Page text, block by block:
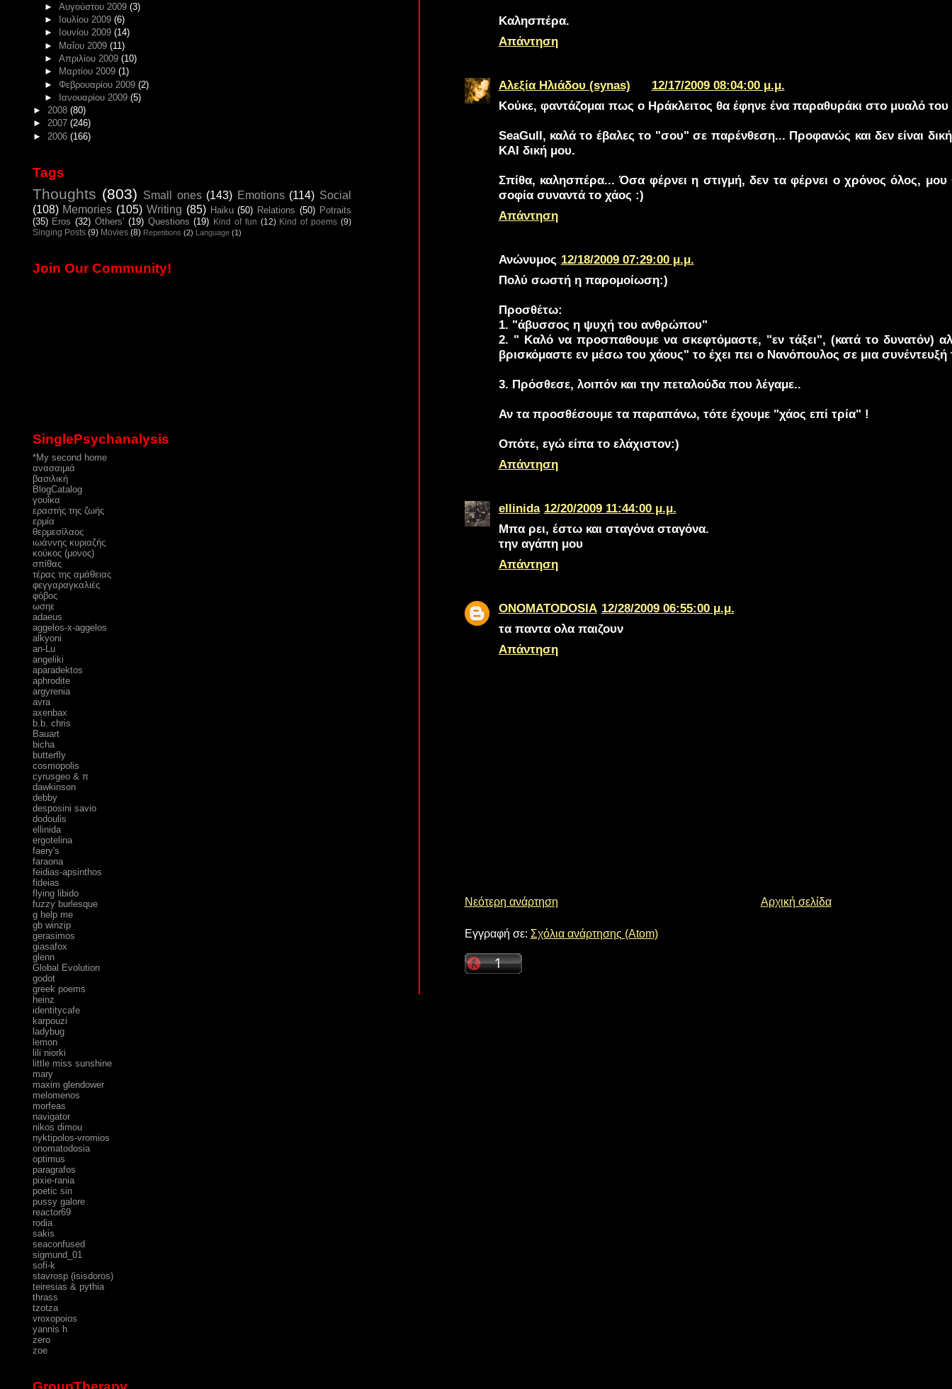
Καλησπέρα.
Απάντηση
Αλεξία Ηλιάδου (synas)
12/17/2009 08:04:00 μ.μ.
Κούκε, φαντάζομαι πως ο Ηράκλειτος θα έφηνε ένα παραθυράκι στο μυαλό του
SeaGull, καλά το έβαλες το "σου" σε παρένθεση... Προφανώς και δεν είναι
ΚΑΙ δική μου.
Σπίθα, καλησπέρα... Όσα φέρνει η στιγμή, δεν τα φέρνει ο χρόνος όλος, μου
σοφία συναντά το χάος :)
Απάντηση
Ανώνυμος 12/18/2009 07:29:00 μ.μ.
Πολύ σωστή η παρομοίωση:)
Προσθέτω:
1. "άβυσσος η ψυχή του ανθρώπου"
2. " Καλό να προσπαθουμε να σκεφτόμαστε, "εν τάξει", (κατά το δυνατόν)
βρισκόμαστε εν μέσω του χάους" το έχει πει ο Νανόπουλος σε μια συνέντευξή
3. Πρόσθεσε, λοιπόν και την πεταλούδα που λέγαμε..
Αν τα προσθέσουμε τα παραπάνω, τότε έχουμε "χάος επί τρία" !
Οπότε, εγώ είπα το ελάχιστον:)
Απάντηση
ellinida 12/20/2009 11:44:00 μ.μ.
Μπα ρει, έστω και σταγόνα σταγόνα.
την αγάπη μου
Απάντηση
ONOMATODOSIA 12/28/2009 06:55:00 μ.μ.
τα παντα ολα παιζουν
Απάντηση
Νεότερη ανάρτηση Αρχική σελίδα
Εγγραφή σε: Σχόλια ανάρτησης (Atom)
► Αυγούστου 2009 (3)
►
Ιουλίου 2009 (6)
►
Ιουνίου 2009 (14)
► Μαΐου 2009 (11)
► Απριλίου 2009 (10)
►
Μαρτίου 2009 (1)
► Φεβρουαρίου 2009 (2)
►
Ιανουαρίου 2009 (5)
► 2008 (80)
► 2007 (246)
► 2006 (166)
Tags
Thoughts (803) Small ones (143) Emotions (114) Social
(108) Memories (105) Writing (85) Haiku (50) Relations (50) Potraits
(35) Eros (32) Others' (19) Questions (19) Kind of fun (12) Kind of poems (9)
Singing Posts (9) Movies (8) Repetitions (2) Language (1)
Join Our Community!
SinglePsychanalysis
*My second home
ανασαιμιά
βασιλική
ΒlogCatalog
γουΐκα
εραστής της ζωής
ερμία
θερμεσίλαος
ιωάννης κυριαζής
κούκος (μονος)
σπίθας
τέρας της αμάθειας
φεγγαραγκαλιές
φόβος
ωσηε
adaeus
aggelos-x-aggelos
alkyoni
an-Lu
angeliki
aparadektos
aphrodite
argyrenia
avra
axenbax
b.b. chris
Bauart
bicha
butterfly
cosmopolis
cyrusgeo & π
dawkinson
debby
desposini savio
dodoulis
ellinida
ergotelina
faery's
faraona
feidias-apsinthos
fideias
flying libido
fuzzy burlesque
g help me
gb winzip
gerasimos
giasafox
glenn
Global Evolution
godot
greek poems
heinz
identitycafe
karpouzi
ladybug
lemon
lili niorki
little miss sunshine
mary
maxim glendower
melomenos
morfeas
navigator
nikos dimou
nyktipolos-vromios
onomatodosia
optimus
paragrafos
pixie-rania
poetic sin
pussy galore
reactor69
rodia
sakis
seaconfused
sigmund_01
sofi-k
stavrosp (isisdoros)
teiresias & pythia
thrass
tzotza
vroxopoios
yannis h
zero
zoe